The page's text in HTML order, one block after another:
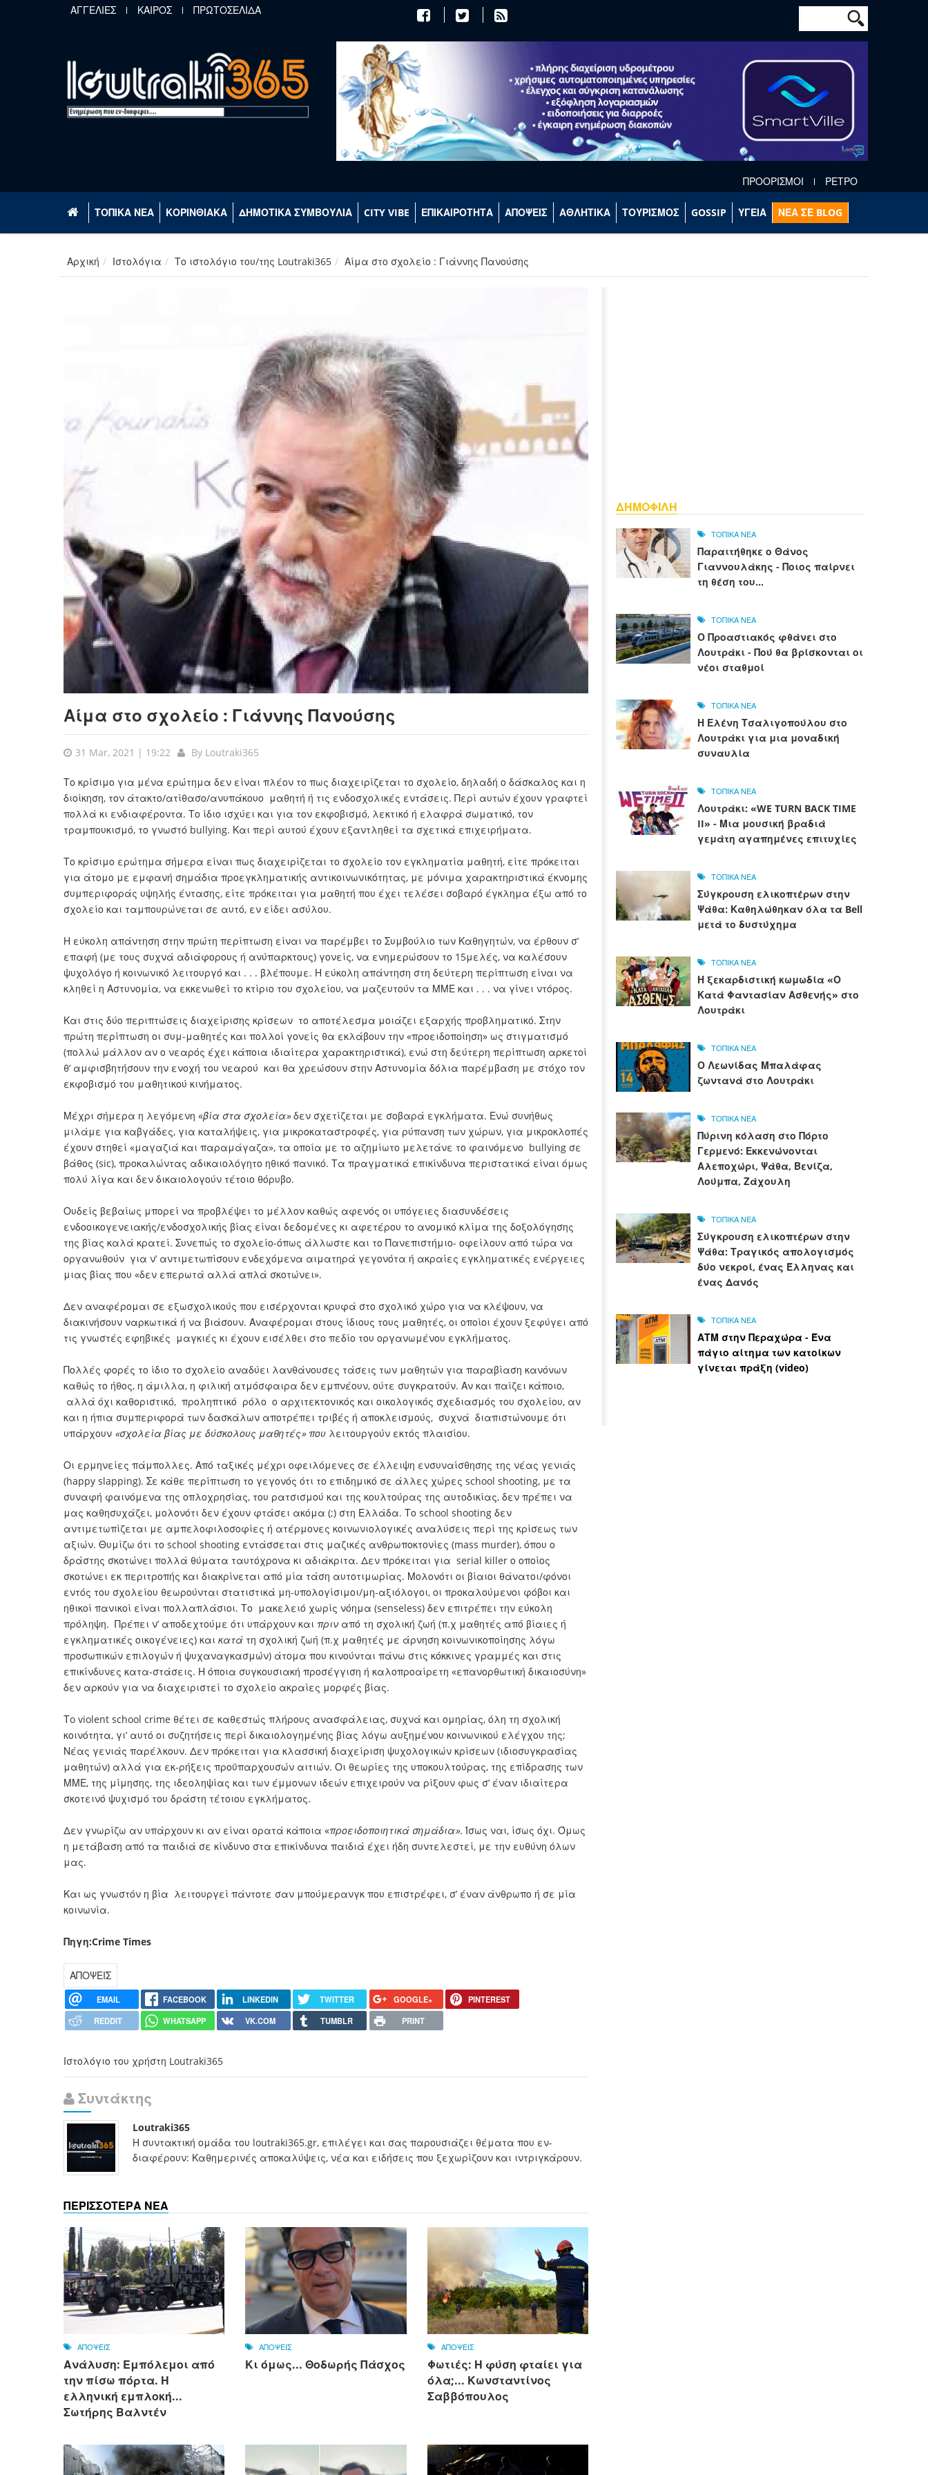
Παράκαμψη προς το κυρίως περιεχόμενο
ΑΓΓΕΛΙΕΣ ΚΑΙΡΟΣ ΠΡΩΤΟΣΕΛΙΔΑ Φόρμα
Αναζήτηση
ΠΡΟΟΡΙΣΜΟΙ ΡΕΤΡΟ
ΤΟΠΙΚΑ ΝΕΑ ΚΟΡΙΝΘΙΑΚΑ ΔΗΜΟΤΙΚΑ ΣΥΜΒΟΥΛΙΑ CITY VIBE ΕΠΙΚΑΙΡΟΤΗΤΑ ΑΠΟΨΕΙΣ ΑΘΛΗΤΙΚΑ ΤΟΥΡΙΣΜΟΣ GOSSIP ΥΓΕΙΑ ΝΕΑ ΣΕ BLOG
Αρχική Ιστολόγια Το ιστολόγιο του/της Loutraki365 Αίμα στο σχολείο : Γιάννης Πανούσης
Αίμα στο σχολείο : Γιάννης Πανούσης
31 Mar, 2021 | 19:22 By Loutraki365
Το κρίσιμο για μένα ερώτημα δεν είναι πλέον το πως διαχειρίζεται το σχολείο, δηλαδή ο δάσκαλος και η
διοίκηση, τον άτακτο/ατίθασο/ανυπάκουο μαθητή ή τις ενδοσχολικές εντάσεις. Περί αυτών έχουν γραφτεί
πολλά κι ενδιαφέροντα. Το ίδιο ισχύει και για τον εκφοβισμό, λεκτικό ή ελαφρά σωματικό, τον
τραμπουκισμό, το γνωστό bullying. Και περί αυτού έχουν εξαντληθεί τα σχετικά επιχειρήματα.
Το κρίσιμο ερώτημα σήμερα είναι πως διαχειρίζεται το σχολείο τον εγκληματία μαθητή, είτε πρόκειται
για άτομο με εμφανή σημάδια προεγκληματικής αντικοινωνικότητας, με μόνιμα χαρακτηριστικά έκνομης
συμπεριφοράς υψηλής έντασης, είτε πρόκειται για μαθητή που έχει τελέσει σοβαρό έγκλημα έξω από το
σχολείο και ταμπουρώνεται σε αυτό, εν είδει ασύλου.
Η εύκολη απάντηση στην πρώτη περίπτωση είναι να παρέμβει το Συμβούλιο των Καθηγητών, να έρθουν σ’
επαφή (με τους συχνά αδιάφορους ή ανύπαρκτους) γονείς, να ενημερώσουν το 15μελές, να καλέσουν
ψυχολόγο ή κοινωνικό λειτουργό και . . . βλέπουμε. Η εύκολη απάντηση στη δεύτερη περίπτωση είναι να
κληθεί η Αστυνομία, να εκκενωθεί το κτίριο του σχολείου, να μαζευτούν τα ΜΜΕ και . . . να γίνει ντόρος.
Και στις δύο περιπτώσεις διαχείρισης κρίσεων το αποτέλεσμα μοιάζει εξαρχής προβληματικό. Στην
πρώτη περίπτωση οι συμ-μαθητές και πολλοί γονείς θα εκλάβουν την «προειδοποίηση» ως στιγματισμό
(πολλώ μάλλον αν ο νεαρός έχει κάποια ιδιαίτερα χαρακτηριστικά), ενώ στη δεύτερη περίπτωση αρκετοί
θ’ αμφισβητήσουν την ενοχή του νεαρού και θα χρεώσουν στην Αστυνομία δόλια παρέμβαση με στόχο τον
εκφοβισμό του μαθητικού κινήματος.
Μέχρι σήμερα η λεγόμενη «βία στα σχολεία»δεν σχετίζεται με σοβαρά εγκλήματα. Ενώ συνήθως
μιλάμε για καβγάδες, για καταλήψεις, για μικροκαταστροφές, για ρύπανση των χώρων, για μικροκλοπές
έχουν στηθεί «μαγαζιά και παραμάγαζα», τα οποία με το αζημίωτο μελετάνε το φαινόμενο bullying σε
βάθος (sic), προκαλώντας αδικαιολόγητο ηθικό πανικό. Τα πραγματικά επικίνδυνα περιστατικά είναι όμως
πολύ λίγα και δεν δικαιολογούν τέτοιο θόρυβο.
Ουδείς βεβαίως μπορεί να προβλέψει το μέλλον καθώς αφενός οι υπόγειες διασυνδέσεις
ενδοοικογενειακής/ενδοσχολικής βίας είναι δεδομένες κι αφετέρου το ανομικό κλίμα της δοξολόγησης
της βίας καλά κρατεί. Συνεπώς το σχολείο-όπως άλλωστε και το Πανεπιστήμιο- οφείλουν από τώρα να
οργανωθούν για ν’ αντιμετωπίσουν ενδεχόμενα αιματηρά γεγονότα ή ακραίες εγκληματικές ενέργειες
μιας βίας που «δεν επερωτά αλλά απλά σκοτώνει».
Δεν αναφέρομαι σε εξωσχολικούς που εισέρχονται κρυφά στο σχολικό χώρο για να κλέψουν, να
διακινήσουν ναρκωτικά ή να βιάσουν. Αναφέρομαι στους ίδιους τους μαθητές, οι οποίοι έχουν ξεφύγει από
τις γνωστές εφηβικές μαγκιές κι έχουν εισέλθει στο πεδίο του οργανωμένου εγκλήματος.
Πολλές φορές το ίδιο το σχολείο αναδύει λανθάνουσες τάσεις των μαθητών για παραβίαση κανόνων
καθώς το ήθος, η άμιλλα, η φιλική ατμόσφαιρα δεν εμπνέουν, ούτε συγκρατούν. Αν και παίζει κάποιο,
αλλά όχι καθοριστικό, προληπτικό ρόλο ο αρχιτεκτονικός και οικολογικός σχεδιασμός του σχολείου, αν
και η ήπια συμπεριφορά των δασκάλων αποτρέπει τριβές ή αποκλεισμούς, συχνά διαπιστώνουμε ότι
υπάρχουν «σχολεία βίας με δύσκολους μαθητές» που λειτουργούν εκτός πλαισίου.
Οι ερμηνείες πάμπολλες. Από ταξικές μέχρι οφειλόμενες σε έλλειψη ενσυναίσθησης της νέας γενιάς
(happy slapping). Σε κάθε περίπτωση το γεγονός ότι το επιδημικό σε άλλες χώρες school shooting, με τα
συναφή φαινόμενα της οπλοχρησίας, του ρατσισμού και της κουλτούρας της αυτοδικίας, δεν πρέπει να
μας καθησυχάζει, μολονότι δεν έχουν φτάσει ακόμα (;) στη Ελλάδα. Το school shooting δεν
αντιμετωπίζεται με αμπελοφιλοσοφίες ή ατέρμονες κοινωνιολογικές αναλύσεις περί της κρίσεως των
αξιών. Θυμίζω ότι το school shooting εντάσσεται στις μαζικές ανθρωποκτονίες (mass murder), όπου ο
δράστης σκοτώνει πολλά θύματα ταυτόχρονα κι αδιάκριτα. Δεν πρόκειται για serial killer ο οποίος
σκοτώνει εκ περιτροπής και διακρίνεται από μία τάση αυτοτιμωρίας. Μολονότι οι βίαιοι θάνατοι/φόνοι
εντός του σχολείου θεωρούνται στατιστικά μη-υπολογίσιμοι/μη-αξιόλογοι, οι προκαλούμενοι φόβοι και
ηθικοί πανικοί είναι πολλαπλάσιοι. Το μακελειό χωρίς νόημα (senseless) δεν επιτρέπει την εύκολη
πρόληψη. Πρέπει ν’ αποδεχτούμε ότι υπάρχουν και πριν από τη σχολική ζωή (π.χ μαθητές από βίαιες ή
εγκληματικές οικογένειες) και κατά τη σχολική ζωή (π.χ μαθητές με άρνηση κοινωνικοποίησης λόγω
προσωπικών επιλογών ή ψυχαναγκασμών) άτομα που κινούνται πάνω στις κόκκινες γραμμές και στις
επικίνδυνες κατα-στάσεις. Η όποια συγκουσιακή προσέγγιση ή καλοπροαίρετη «επανορθωτική δικαιοσύνη»
δεν αρκούν για να διαχειριστεί το σχολείο ακραίες μορφές βίας.
Τo violent school crime θέτει σε καθεστώς πλήρους ανασφάλειας, συχνά και ομηρίας, όλη τη σχολική
κοινότητα, γι’ αυτό οι συζητήσεις περί δικαιολογημένης βίας λόγω αυξημένου κοινωνικού ελέγχου της;
Νέας γενιάς παρέλκουν. Δεν πρόκειται για κλασσική διαχείριση ψυχολογικών κρίσεων (ιδιοσυγκρασίας
μαθητών) αλλά για εκ-ρήξεις προϋπαρχουσών αιτιών. Οι θεωρίες της υποκουλτούρας, της επίδρασης των
ΜΜΕ, της μίμησης, της ιδεοληψίας και των έμμονων ιδεών επιχειρούν να ρίξουν φως σ’ έναν ιδιαίτερα
σκοτεινό ψυχισμό του δράστη τέτοιου εγκλήματος.
Δεν γνωρίζω αν υπάρχουν κι αν είναι ορατά κάποια «προειδοποιητικά σημάδια». Ίσως ναι, ίσως όχι. Όμως
η μετάβαση από τα παιδιά σε κίνδυνο στα επικίνδυνα παιδιά έχει ήδη συντελεστεί, με την ευθύνη όλων
μας.
Και ως γνωστόν η βία λειτουργεί πάντοτε σαν μπούμερανγκ που επιστρέφει, σ’ έναν άνθρωπο ή σε μία
κοινωνία.
Πηγη:Crime Times
ΑΠΟΨΕΙΣ
EMAIL FACEBOOK LINKEDIN TWITTER GOOGLE+
PINTEREST
REDDIT
WHATSAPP VK.COM TUMBLR PRINT
Ιστολόγιο του χρήστη Loutraki365
Συντάκτης
Loutraki365
Η συντακτική ομάδα του loutraki365.gr, επιλέγει και σας παρουσιάζει θέματα που εν-
διαφέρουν: Καθημερινές αποκαλύψεις, νέα και ειδήσεις που ξεχωρίζουν και ιντριγκάρουν.
ΠΕΡΙΣΣΟΤΕΡΑ ΝΕΑ
ΑΠΟΨΕΙΣ
Ανάλυση: Εμπόλεμοι από
την πίσω πόρτα. Η
ελληνική εμπλοκή...
Σωτήρης Βαλντέν
ΑΠΟΨΕΙΣ
Κι όμως... Θοδωρής Πάσχος
ΑΠΟΨΕΙΣ
Φωτιές: Η φύση φταίει για
όλα;... Κωνσταντίνος
Σαββόπουλος
ΔΗΜΟΦΙΛΗ
ΤΟΠΙΚΑ ΝΕΑ
Παραιτήθηκε ο Θάνος
Γιαννουλάκης - Ποιος παίρνει
τη θέση του...
ΤΟΠΙΚΑ ΝΕΑ
Ο Προαστιακός φθάνει στο
Λουτράκι - Πού θα βρίσκονται οι
νέοι σταθμοί
ΤΟΠΙΚΑ ΝΕΑ
Η Ελένη Τσαλιγοπούλου στο
Λουτράκι για μια μοναδική
συναυλία
ΤΟΠΙΚΑ ΝΕΑ
Λουτράκι: «WE TURN BACK TIME
II» - Μια μουσική βραδιά
γεμάτη αγαπημένες επιτυχίες
ΤΟΠΙΚΑ ΝΕΑ
Σύγκρουση ελικοπτέρων στην
Ψάθα: Καθηλώθηκαν όλα τα Bell
μετά το δυστύχημα
ΤΟΠΙΚΑ ΝΕΑ
Η ξεκαρδιστική κωμωδία «Ο
Κατά Φαντασίαν Ασθενής» στο
Λουτράκι
ΤΟΠΙΚΑ ΝΕΑ
Ο Λεωνίδας Μπαλάφας
ζωντανά στο Λουτράκι
ΤΟΠΙΚΑ ΝΕΑ
Πύρινη κόλαση στο Πόρτο
Γερμενό: Εκκενώνονται
Αλεποχώρι, Ψάθα, Βενίζα,
Λούμπα, Ζάχουλη
ΤΟΠΙΚΑ ΝΕΑ
Σύγκρουση ελικοπτέρων στην
Ψάθα: Τραγικός απολογισμός
δύο νεκροί, ένας Έλληνας και
ένας Δανός
ΤΟΠΙΚΑ ΝΕΑ
ΑΤΜ στην Περαχώρα - Ένα
πάγιο αίτημα των κατοίκων
γίνεται πράξη (video)